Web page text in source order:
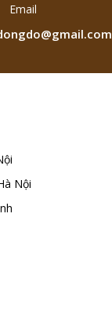
Email
Nội